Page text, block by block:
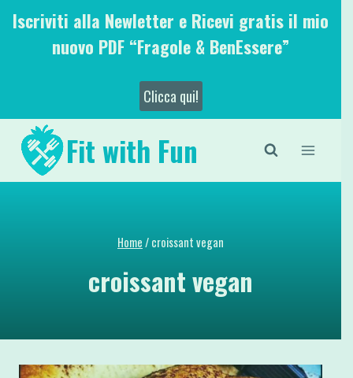
SaltaIscriviti alla Newletter e Ricevi gratis il mio
nuovo PDF “Fragole & BenEssere”
Clicca qui!
Fit with Fun
Home/croissant vegan
croissant vegan